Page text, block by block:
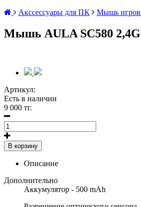
Акссессуары для ПК
Мышь
Мышь AULA SC580
Артикул:
Есть в наличии
9 000 тг.
В корзину
Описание
Дополнительно
Аккумулятор - 500 mAh